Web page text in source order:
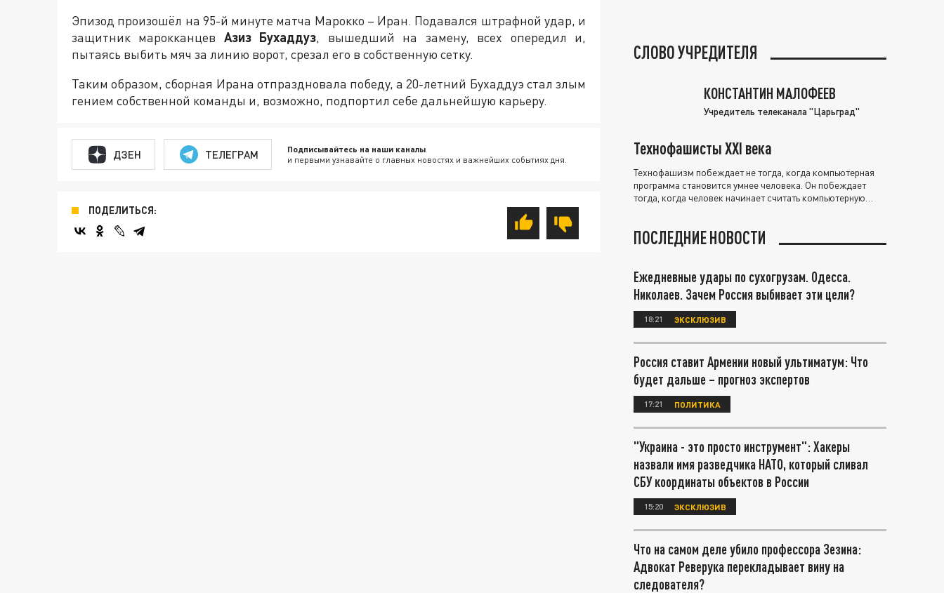
Эпизод произошёл на 95-й минуте матча Марокко – Иран. Подавался штрафной удар, и
защитник марокканцев Азиз Бухаддуз, вышедший на замену, всех опередил и,
пытаясь выбить мяч за линию ворот, срезал его в собственную сетку.
Таким образом, сборная Ирана отпраздновала победу, а 20-летний Бухаддуэ стал злым
гением собственной команды и, возможно, подпортил себе дальнейшую карьеру.
ДЗЕН ТЕЛЕГРАМ Подписывайтесь на наши каналы
и первыми узнавайте о главных новостях и важнейших событиях дня.
ПОДЕЛИТЬСЯ:
СЛОВО УЧРЕДИТЕЛЯ
КОНСТАНТИН МАЛОФЕЕВ
Учредитель телеканала "Царьград"
Технофашисты XXI века
Технофашизм побеждает не тогда, когда компьютерная
программа становится умнее человека. Он побеждает
тогда, когда человек начинает считать компьютерную
ПОСЛЕДНИЕ НОВОСТИ
Ежедневные удары по сухогрузам. Одесса.
Николаев. Зачем Россия выбивает эти цели?
18:21 ЭКСКЛЮЗИВ
Россия ставит Армении новый ультиматум: Что
будет дальше – прогноз экспертов
17:21 ПОЛИТИКА
"Украина - это просто инструмент": Хакеры
назвали имя разведчика НАТО, который сливал
СБУ координаты объектов в России
15:20 ЭКСКЛЮЗИВ
Что на самом деле убило профессора Зезина:
Адвокат Реверука перекладывает вину на
следователя?